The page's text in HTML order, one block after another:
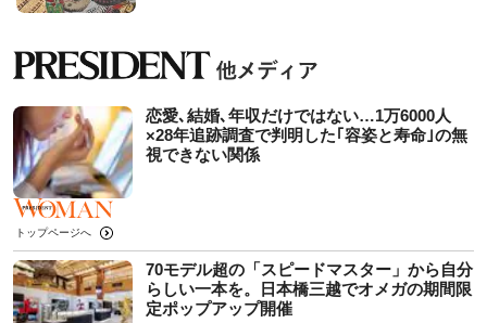
恋愛､結婚､年収だけではない…1万6000人
×28年追跡調査で判明した｢容姿と寿命｣の無
視できない関係
トップページへ
70モデル超の「スピードマスター」から自分
らしい一本を。日本橋三越でオメガの期間限
定ポップアップ開催